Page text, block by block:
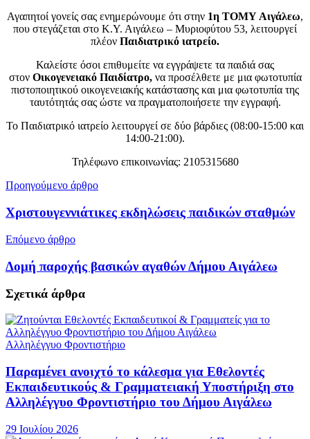
Αγαπητοί γονείς σας ενημερώνουμε ότι στην 1η ΤΟΜΥ Αιγάλεω,
που στεγάζεται στο Κ.Υ. Αιγάλεω – Μυριοφύτου 53, λειτουργεί
πλέον Παιδιατρικό ιατρείο.
Καλείστε όσοι επιθυμείτε να εγγράψετε τα παιδιά σας
στον Οικογενειακό Παιδίατρο, να προσέλθετε με μια φωτοτυπία
πιστοποιητικού οικογενειακής κατάστασης και μια φωτοτυπία της
ταυτότητάς σας ώστε να πραγματοποιήσετε την εγγραφή.
Το Παιδιατρικό ιατρείο λειτουργεί σε δύο βάρδιες (08:00-15:00 και
14:00-21:00).
Τηλέφωνο επικοινωνίας: 2105315680
Προηγούμενο άρθρο
Χριστουγεννιάτικες εκδηλώσεις παιδικών σταθμών
Επόμενο άρθρο
Δομή παροχής βασικών αγαθών Δήμου Αιγάλεω
Σχετικά άρθρα
Αλληλέγγυο Φροντιστήριο
Παραμένει ανοιχτό το κάλεσμα για Εθελοντές
Εκπαιδευτικούς & Γραμματειακή Υποστήριξη στο
Αλληλέγγυο Φροντιστήριο του Δήμου Αιγάλεω
29 Ιουλίου 2026